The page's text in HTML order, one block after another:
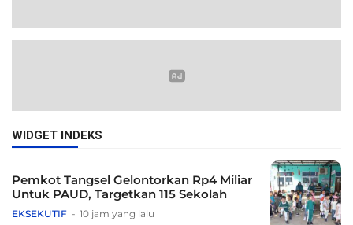
WIDGET INDEKS
Pemkot Tangsel Gelontorkan Rp4 Miliar
Untuk PAUD, Targetkan 115 Sekolah
EKSEKUTIF 10 jam yang lalu